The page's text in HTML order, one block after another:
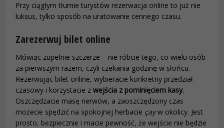
Przy ciągłym tłumie turystów rezerwacja online to już nie
luksus, tylko sposób na uratowanie cennego czasu.
Zarezerwuj bilet online
Mówiąc zupełnie szczerze – nie róbcie tego, co wielu osób
za pierwszym razem, czyli czekania godzinę w słońcu.
Rezerwując bilet online, wybieracie konkretny przedział
czasowy i korzystacie zwejścia z pominięciem kasy.
Oszczędzacie masę nerwów, a zaoszczędzony czas
możecie spędzić na spokojnej herbacie çayw okolicy. Jest
prosto, bezpiecznie i macie pewność, że wejście nie będzie